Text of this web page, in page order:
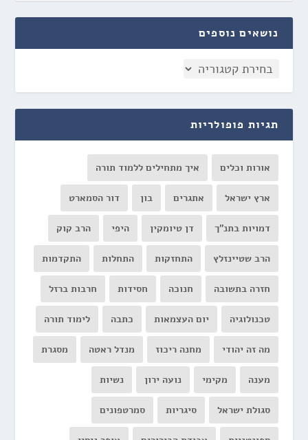
נושאים נוספים
תגיות פופולריות
אורות וכלים איך מתחילים ללמוד תורה
ארץ ישראל אתגרים בון דור הסמארט
דמויות בתנ"ך דן טיומקין היפי הרב קוק
הרב שטיינזלץ התחזקות התחלות התקדמות
חזרה בתשובה חנוכה חסידות חרבות ברזל
טכנולוגיה יום העצמאות כתבה לימוד תורה
מה זה יהודי מחנה ריכוז מנדל ראטה מסגרת
מענה מקימי נועה ירון נשיות
סגולת ישראל סיגריות סמרטפונים